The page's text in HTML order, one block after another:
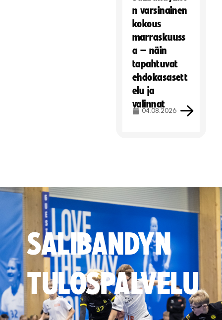
n varsinainen
kokous
marraskuuss
a – näin
tapahtuvat
ehdokasasett
elu ja
valinnat
04.08.2026
SALIBANDYN
TULOSPALVELU